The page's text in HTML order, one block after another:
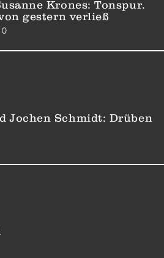
Krones: Tonspur.
gestern verließ
Jochen Schmidt: Drüben